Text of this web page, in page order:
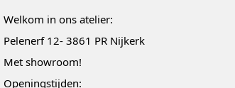
Welkom in ons atelier:
Pelenerf 12- 3861 PR Nijkerk
Met showroom!
Openingstijden: